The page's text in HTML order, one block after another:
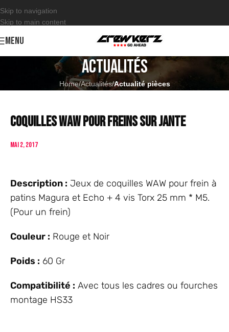
Skip to navigation
Skip to main content
MENU
Actualités
Home/Actualités/Actualité pièces
Coquilles WAW pour freins sur jante
mai 2, 2017
Description : Jeux de coquilles WAW pour frein à
patins Magura et Echo + 4 vis Torx 25 mm * M5.
(Pour un frein)
Couleur : Rouge et Noir
Poids : 60 Gr
Compatibilité : Avec tous les cadres ou fourches
montage HS33